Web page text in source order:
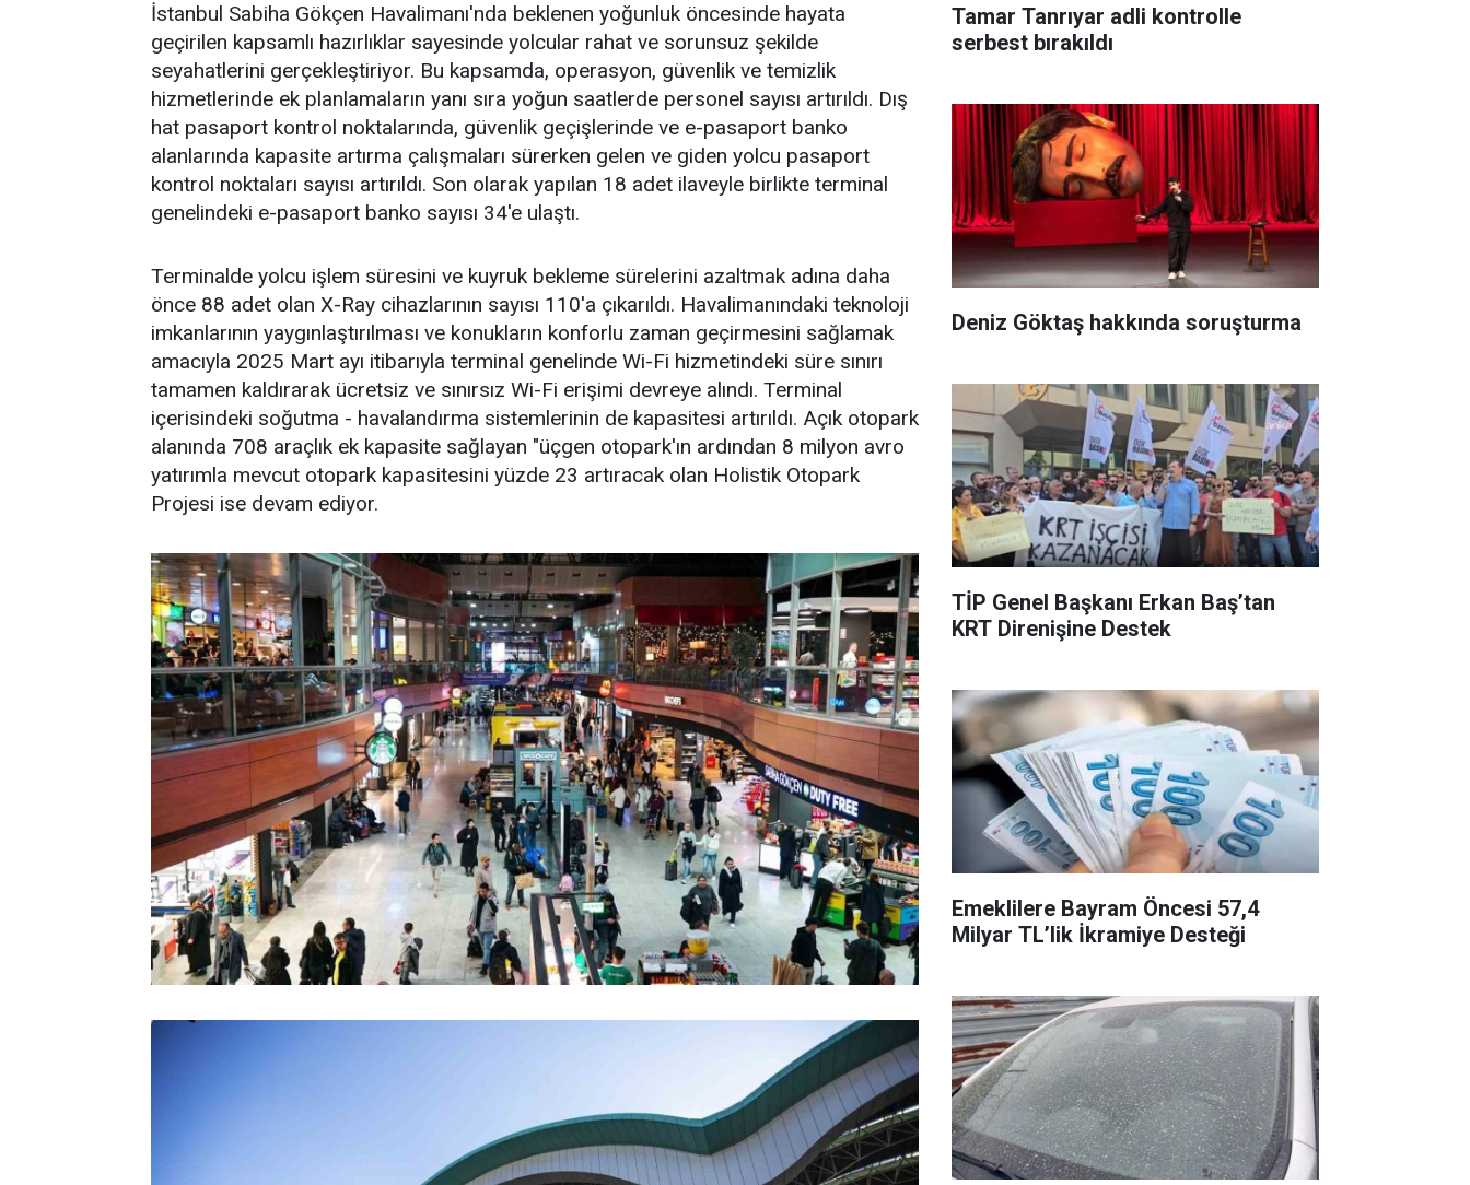
İstanbul Sabiha Gökçen Havalimanı'nda beklenen yoğunluk öncesinde hayata
geçirilen kapsamlı hazırlıklar sayesinde yolcular rahat ve sorunsuz şekilde
seyahatlerini gerçekleştiriyor. Bu kapsamda, operasyon, güvenlik ve temizlik
hizmetlerinde ek planlamaların yanı sıra yoğun saatlerde personel sayısı artırıldı. Dış
hat pasaport kontrol noktalarında, güvenlik geçişlerinde ve e-pasaport banko
alanlarında kapasite artırma çalışmaları sürerken gelen ve giden yolcu pasaport
kontrol noktaları sayısı artırıldı. Son olarak yapılan 18 adet ilaveyle birlikte terminal
genelindeki e-pasaport banko sayısı 34'e ulaştı.
Terminalde yolcu işlem süresini ve kuyruk bekleme sürelerini azaltmak adına daha
önce 88 adet olan X-Ray cihazlarının sayısı 110'a çıkarıldı. Havalimanındaki teknoloji
imkanlarının yaygınlaştırılması ve konukların konforlu zaman geçirmesini sağlamak
amacıyla 2025 Mart ayı itibarıyla terminal genelinde Wi-Fi hizmetindeki süre sınırı
tamamen kaldırarak ücretsiz ve sınırsız Wi-Fi erişimi devreye alındı. Terminal
içerisindeki soğutma - havalandırma sistemlerinin de kapasitesi artırıldı. Açık otopark
alanında 708 araçlık ek kapasite sağlayan "üçgen otopark'ın ardından 8 milyon avro
yatırımla mevcut otopark kapasitesini yüzde 23 artıracak olan Holistik Otopark
Projesi ise devam ediyor.
Tamar Tanrıyar adli kontrolle
serbest bırakıldı
Deniz Göktaş hakkında soruşturma
TİP Genel Başkanı Erkan Baş’tan
KRT Direnişine Destek
Emeklilere Bayram Öncesi 57,4
Milyar TL’lik İkramiye Desteği